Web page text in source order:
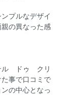
プルなデザイ
の異なった感
ル ドゥ クリ
事で口コミで
の中心となっ